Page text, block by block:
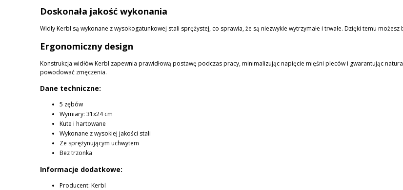
Doskonała jakość wykonania
Widły Kerbl są wykonane z wysokogatunkowej stali sprężystej, co sprawia, że są niezwykle wytrzymałe i trwałe. Dzięki temu
Ergonomiczny design
Konstrukcja widłów Kerbl zapewnia prawidłową postawę podczas pracy, minimalizując napięcie mięśni pleców i gwarantując
powodować zmęczenia.
Dane techniczne:
5 zębów
Wymiary: 31x24 cm
Kute i hartowane
Wykonane z wysokiej jakości stali
Ze sprężynującym uchwytem
Bez trzonka
Informacje dodatkowe:
Producent: Kerbl